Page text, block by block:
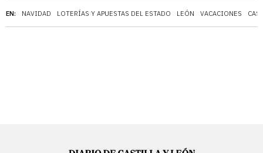
EN: NAVIDAD LOTERÍAS Y APUESTAS DEL ESTADO LEÓN VACACIONES